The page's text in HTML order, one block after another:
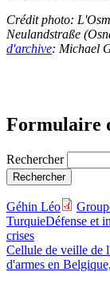
Crédit photo:
Neulandstraße
d'archive: Michael
Formulaire
Rechercher
Géhin Léo
TurquieDéfense et
crises
Cellule de veille de
d'armes en